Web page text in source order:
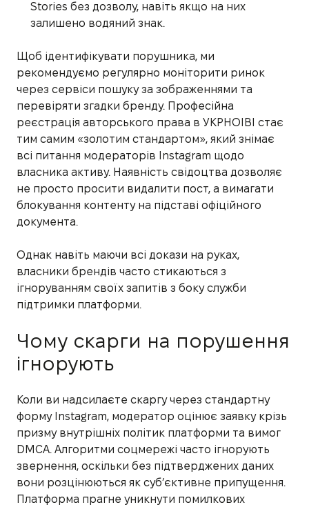
Stories без дозволу, навіть якщо на них
залишено водяний знак.
Щоб ідентифікувати порушника, ми
рекомендуємо регулярно моніторити ринок
через сервіси пошуку за зображеннями та
перевіряти згадки бренду. Професійна
реєстрація авторського права в УКРНОІВІ стає
тим самим «золотим стандартом», який знімає
всі питання модераторів Instagram щодо
власника активу. Наявність свідоцтва дозволяє
не просто просити видалити пост, а вимагати
блокування контенту на підставі офіційного
документа.
Однак навіть маючи всі докази на руках,
власники брендів часто стикаються з
ігноруванням своїх запитів з боку служби
підтримки платформи.
Чому скарги на порушення
ігнорують
Коли ви надсилаєте скаргу через стандартну
форму Instagram, модератор оцінює заявку крізь
призму внутрішніх політик платформи та вимог
DMCA. Алгоритми соцмережі часто ігнорують
звернення, оскільки без підтверджених даних
вони розцінюються як суб’єктивне припущення.
Платформа прагне уникнути помилкових